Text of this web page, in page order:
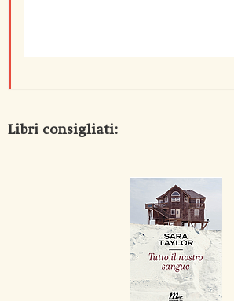
Libri consigliati: